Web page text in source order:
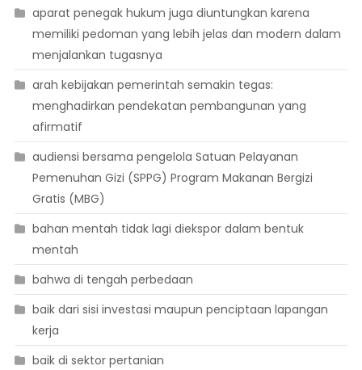
aparat penegak hukum juga diuntungkan karena
memiliki pedoman yang lebih jelas dan modern dalam
menjalankan tugasnya
arah kebijakan pemerintah semakin tegas:
menghadirkan pendekatan pembangunan yang
afirmatif
audiensi bersama pengelola Satuan Pelayanan
Pemenuhan Gizi (SPPG) Program Makanan Bergizi
Gratis (MBG)
bahan mentah tidak lagi diekspor dalam bentuk
mentah
bahwa di tengah perbedaan
baik dari sisi investasi maupun penciptaan lapangan
kerja
baik di sektor pertanian